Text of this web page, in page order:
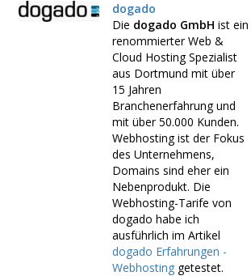
dogado
Die dogado GmbH ist ein
renommierter Web &
Cloud Hosting Spezialist
aus Dortmund mit über
15 Jahren
Branchenerfahrung und
mit über 50.000 Kunden.
Webhosting ist der Fokus
des Unternehmens,
Domains sind eher ein
Nebenprodukt. Die
Webhosting-Tarife von
dogado habe ich
ausführlich im Artikel
dogado Erfahrungen -
Webhosting getestet.